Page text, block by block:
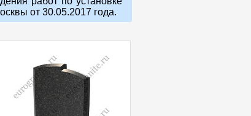
от 30.05.2017 года.